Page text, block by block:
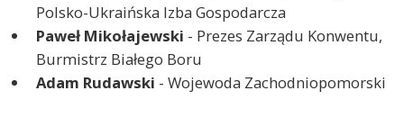
Polsko-Ukraińska Izba Gospodarcza
Paweł Mikołajewski - Prezes Zarządu Konwentu,
Burmistrz Białego Boru
Adam Rudawski - Wojewoda Zachodniopomorski